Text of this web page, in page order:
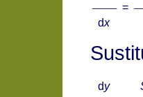
=
dx
dy